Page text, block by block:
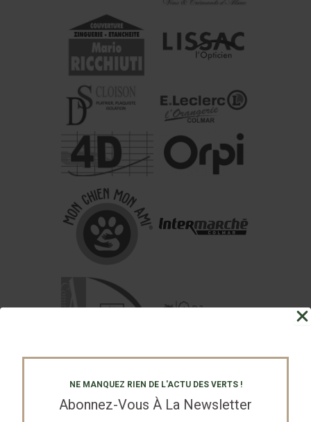
NE MANQUEZ RIEN DE L'ACTU DES VERTS !
Abonnez-Vous À La Newsletter